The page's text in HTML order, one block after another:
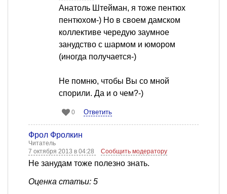
Анатоль Штейман, я тоже пентюх
пентюхом-) Но в своем дамском
коллективе чередую заумное
занудство с шармом и юмором
(иногда получается-)
Не помню, чтобы Вы со мной
спорили. Да и о чем?-)
0 Ответить
Фрол Фролкин
Читатель
7 октября 2013 в 04:28
Сообщить модератору
Не занудам тоже полезно знать.
Оценка статьи: 5